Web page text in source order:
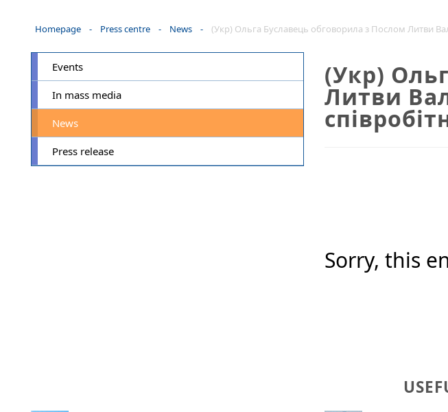
Homepage - Press centre - News - (Укр) Ольга Буславець обговорила з Послом Литви
Events
In mass media
News
Press release
(Укр)
Литви
Sorry, this